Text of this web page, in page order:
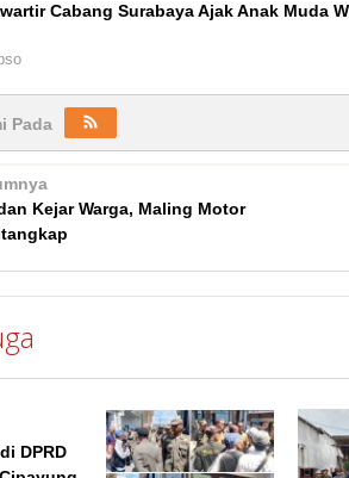
Cabang Surabaya Ajak Anak Muda
Pada
Kejar Warga, Maling Motor
DPRD